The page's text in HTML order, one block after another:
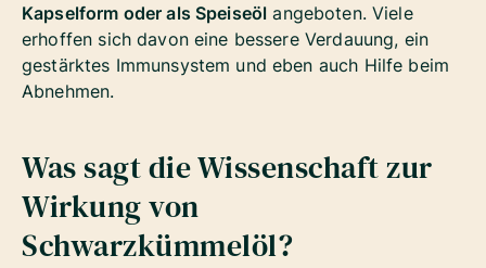
Kapselform oder als Speiseöl angeboten. Viele
erhoffen sich davon eine bessere Verdauung, ein
gestärktes Immunsystem und eben auch Hilfe beim
Abnehmen.
Was sagt die Wissenschaft zur
Wirkung von
Schwarzkümmelöl?